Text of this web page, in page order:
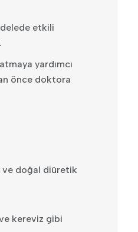
etkili
yardımcı
önce doktora
ve doğal diüretik
kereviz gibi